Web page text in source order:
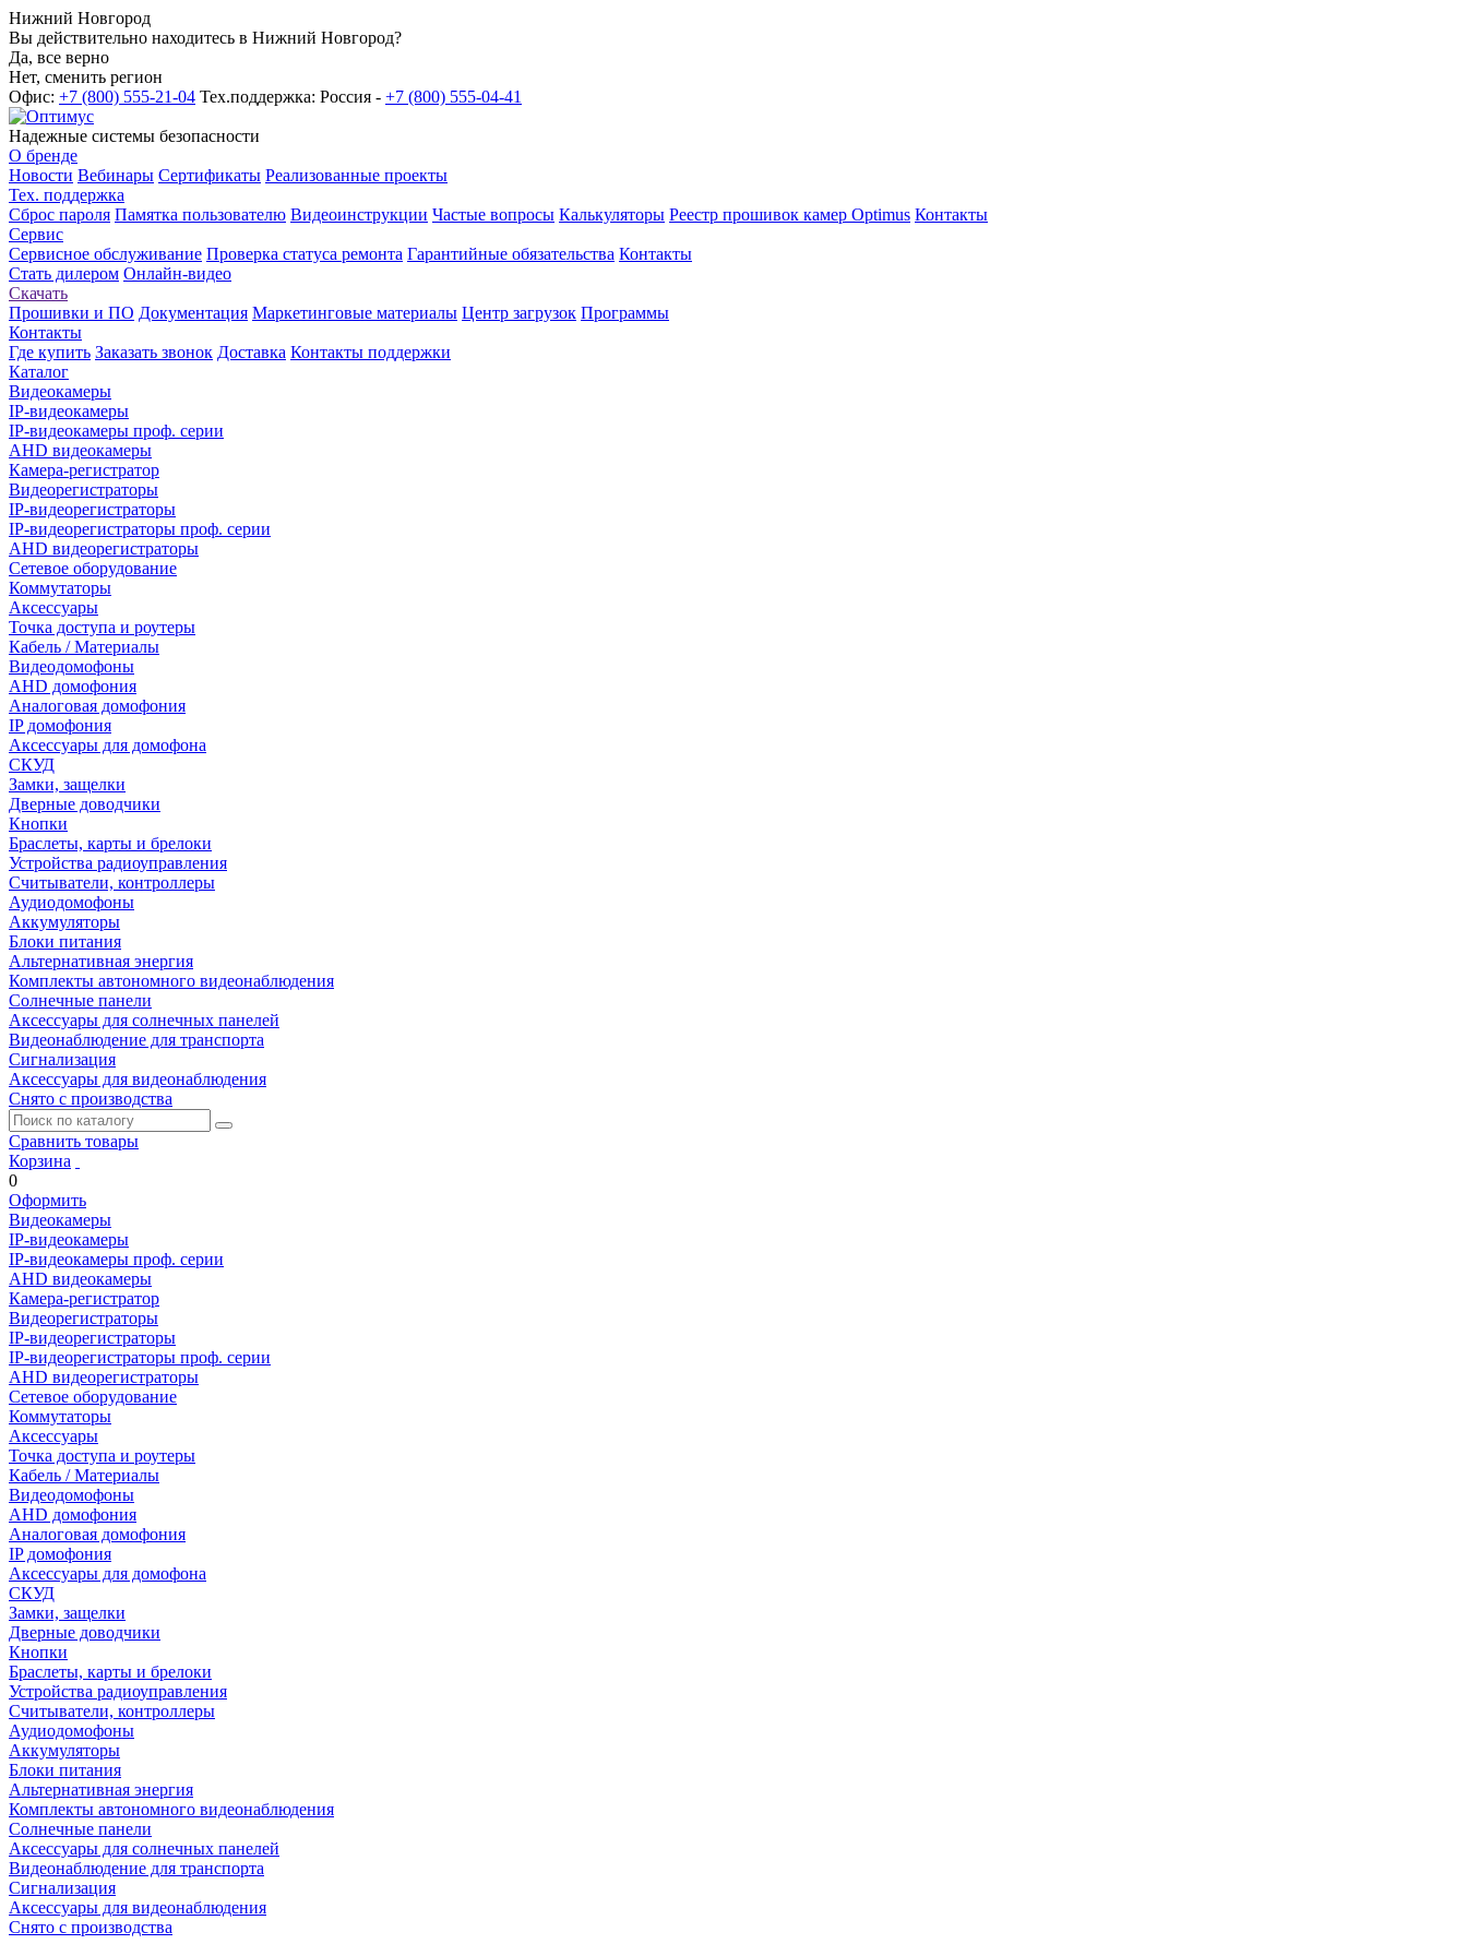
Нижний Новгород
Вы действительно находитесь в Нижний Новгород?
Да, все верно
Нет, сменить регион
Офис: +7 (800) 555-21-04 Тех.поддержка: Россия - +7 (800) 555-04-41
Надежные системы безопасности
О бренде
Новости Вебинары Сертификаты Реализованные проекты
Тех. поддержка
Сброс пароля Памятка пользователю Видеоинструкции Частые вопросы Калькуляторы Реестр прошивок камер Optimus Контакты
Сервис
Сервисное обслуживание Проверка статуса ремонта Гарантийные обязательства Контакты
Стать дилером Онлайн-видео
Скачать
Прошивки и ПО Документация Маркетинговые материалы Центр загрузок Программы
Контакты
Где купить Заказать звонок Доставка Контакты поддержки
Каталог
Видеокамеры
IP-видеокамеры
IP-видеокамеры проф. серии
AHD видеокамеры
Камера-регистратор
Видеорегистраторы
IP-видеорегистраторы
IP-видеорегистраторы проф. серии
AHD видеорегистраторы
Сетевое оборудование
Коммутаторы
Аксессуары
Точка доступа и роутеры
Кабель / Материалы
Видеодомофоны
AHD домофония
Аналоговая домофония
IP домофония
Аксессуары для домофона
СКУД
Замки, защелки
Дверные доводчики
Кнопки
Браслеты, карты и брелоки
Устройства радиоуправления
Считыватели, контроллеры
Аудиодомофоны
Аккумуляторы
Блоки питания
Альтернативная энергия
Комплекты автономного видеонаблюдения
Солнечные панели
Аксессуары для солнечных панелей
Видеонаблюдение для транспорта
Сигнализация
Аксессуары для видеонаблюдения
Снято с производства
Сравнить товары
Корзина
0
Оформить
Видеокамеры
IP-видеокамеры
IP-видеокамеры проф. серии
AHD видеокамеры
Камера-регистратор
Видеорегистраторы
IP-видеорегистраторы
IP-видеорегистраторы проф. серии
AHD видеорегистраторы
Сетевое оборудование
Коммутаторы
Аксессуары
Точка доступа и роутеры
Кабель / Материалы
Видеодомофоны
AHD домофония
Аналоговая домофония
IP домофония
Аксессуары для домофона
СКУД
Замки, защелки
Дверные доводчики
Кнопки
Браслеты, карты и брелоки
Устройства радиоуправления
Считыватели, контроллеры
Аудиодомофоны
Аккумуляторы
Блоки питания
Альтернативная энергия
Комплекты автономного видеонаблюдения
Солнечные панели
Аксессуары для солнечных панелей
Видеонаблюдение для транспорта
Сигнализация
Аксессуары для видеонаблюдения
Снято с производства